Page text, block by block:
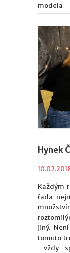
modela
Hynek
Každým
řada
jiný.
tomuto
vždy